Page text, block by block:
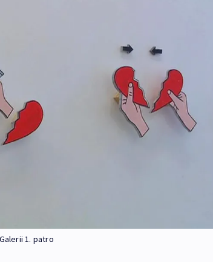
1. patro